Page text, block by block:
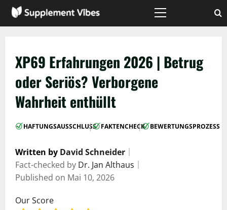
Zum
Inhalt
Hauptmenü
XP69 Erfahrungen 2026 | Betrug
oder Seriös? Verborgene
Wahrheit enthüllt
HAFTUNGSAUSSCHLUSS
| FAKTENCHECK
| BEWERTUNGSPROZESS
Written by David Schneider
Fact-checked by Dr. Jan Althaus
Published on Mai 10, 2026
Our Score